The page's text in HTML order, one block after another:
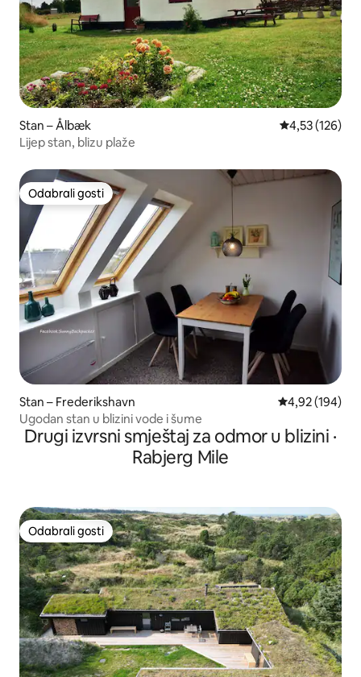
Stan – Ålbæk Prosječna
4,53 (126)
Lijep stan, blizu plaže
Odabrali gosti
Odabrali gosti
Stan – Frederikshavn Prosječna
4,92 (194)
Ugodan stan u blizini vode i šume
Drugi izvrsni smještaj za odmor u blizini ·
Rabjerg Mile
Odabrali gosti
Odabrali gosti